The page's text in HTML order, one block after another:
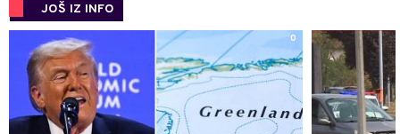
JOŠ IZ INFO
0